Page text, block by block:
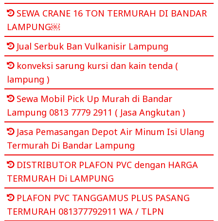
SEWA CRANE 16 TON TERMURAH DI BANDAR
LAMPUNG￼
Jual Serbuk Ban Vulkanisir Lampung
konveksi sarung kursi dan kain tenda (
lampung )
Sewa Mobil Pick Up Murah di Bandar
Lampung 0813 7779 2911 ( Jasa Angkutan )
Jasa Pemasangan Depot Air Minum Isi Ulang
Termurah Di Bandar Lampung
DISTRIBUTOR PLAFON PVC dengan HARGA
TERMURAH Di LAMPUNG
PLAFON PVC TANGGAMUS PLUS PASANG
TERMURAH 081377792911 WA / TLPN